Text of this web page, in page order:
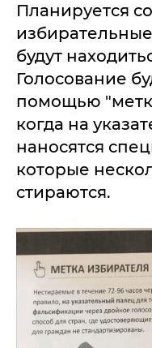
Планируется
будут
Голосование
помощью
когда на
наносятся
которые
стираются.